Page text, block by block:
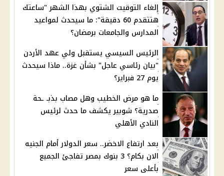
إلغاء التوقيت الشتوي بهذا الشهر "ساعتك
هتتقدم 60 دقيقة": ما سيحدث لمواعيد
المدارس والجامعات برمضان؟
الرئيس السيسي يستقبل ولي عهد الأردن
"بيان رئاسي عاجل" بشأن غزة.. ماذا سيحدث
يوم 27 فبراير؟
ما هو مرض الخطيب وهل مصاب بذبـ ـحة
صدرية؟ شوبير يكشف ما حدث لرئيس
النادي الأهلي
بعد ارتفاع الاخضر.. سعر الدولار أمام الجنيه
الان بكام؟ 3 بنوك بمصر تفاجئ الجميع
بأعلى سعر